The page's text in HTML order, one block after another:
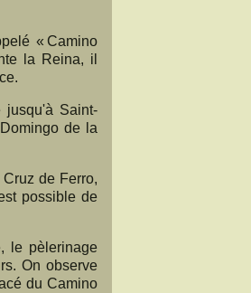
« Camino
la Reina, il
jusqu'à Saint-
de la
de Ferro,
possible de
le pèlerinage
On observe
du Camino